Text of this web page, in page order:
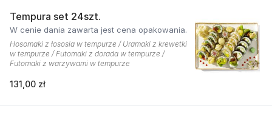
Tempura set 24szt.
W cenie dania zawarta jest cena opakowania.
Hosomaki z łososia w tempurze / Uramaki z krewetki
w tempurze / Futomaki z dorada w tempurze /
Futomaki z warzywami w tempurze
131,00 zł